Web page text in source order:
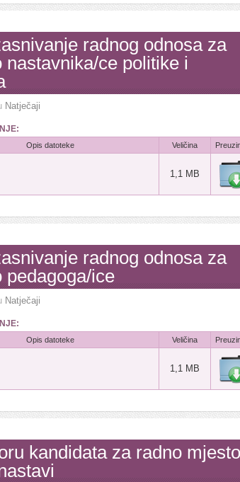
radnog odnosa za
nastavnika/ce politike i
Natječaji
Opis datoteke Veličina
1,1 MB
radnog odnosa za
pedagoga/ice
Natječaji
Opis datoteke Veličina
1,1 MB
kandidata za radno